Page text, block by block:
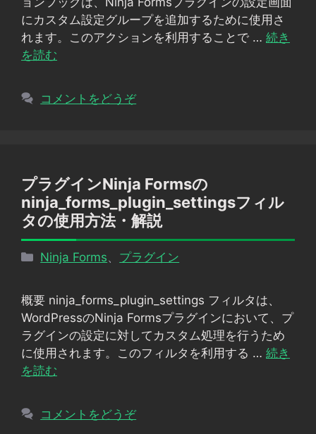
ー
にカスタム設定グループを追加するために使用さ
れます。このアクションを利用することで … 続き
を読む
コメントをどうぞ
プラグインNinja Formsの
ninja_forms_plugin_settingsフィル
タの使用方法・解説
カ
リ
ー
Ninja Forms、 プラグイン
概要 ninja_forms_plugin_settings フィルタは、
WordPressのNinja Formsプラグインにおいて、プ
ラグインの設定に対してカスタム処理を行うため
に使用されます。このフィルタを利用する … 続き
を読む
コメントをどうぞ